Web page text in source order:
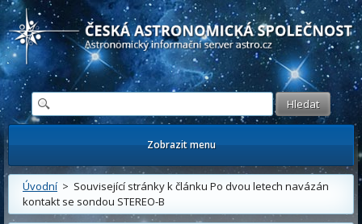
Česká astronomická společnost - Informační astronomický server
Zobrazit menu
Úvodní> Související stránky k článku Po dvou letech navázán
kontakt se sondou STEREO-B